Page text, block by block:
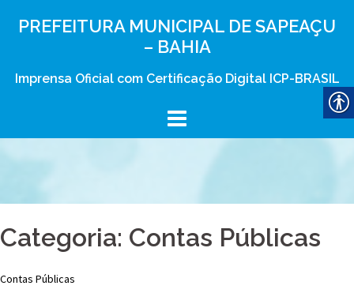
PREFEITURA MUNICIPAL DE SAPEAÇU
– BAHIA
Imprensa Oficial com Certificação Digital ICP-BRASIL
Categoria: Contas Públicas
Contas Públicas